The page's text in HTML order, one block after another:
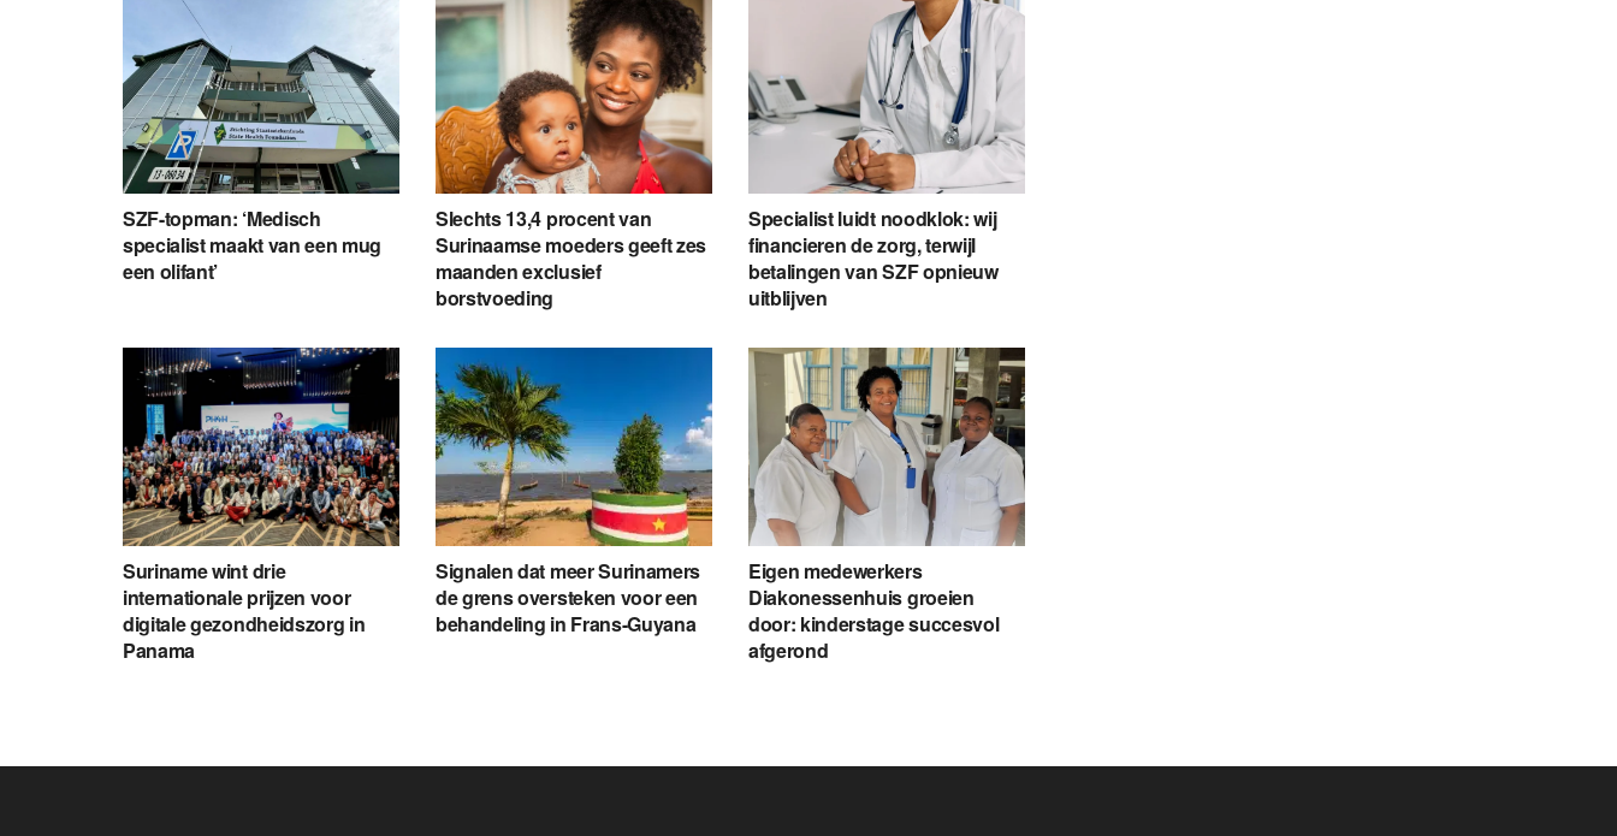
SZF-topman: ‘Medisch
specialist maakt van een mug
een olifant’
Slechts 13,4 procent van
Surinaamse moeders geeft zes
maanden exclusief
borstvoeding
Specialist luidt noodklok: wij
financieren de zorg, terwijl
betalingen van SZF opnieuw
uitblijven
Suriname wint drie
internationale prijzen voor
digitale gezondheidszorg in
Panama
Signalen dat meer Surinamers
de grens oversteken voor een
behandeling in Frans-Guyana
Eigen medewerkers
Diakonessenhuis groeien
door: kinderstage succesvol
afgerond